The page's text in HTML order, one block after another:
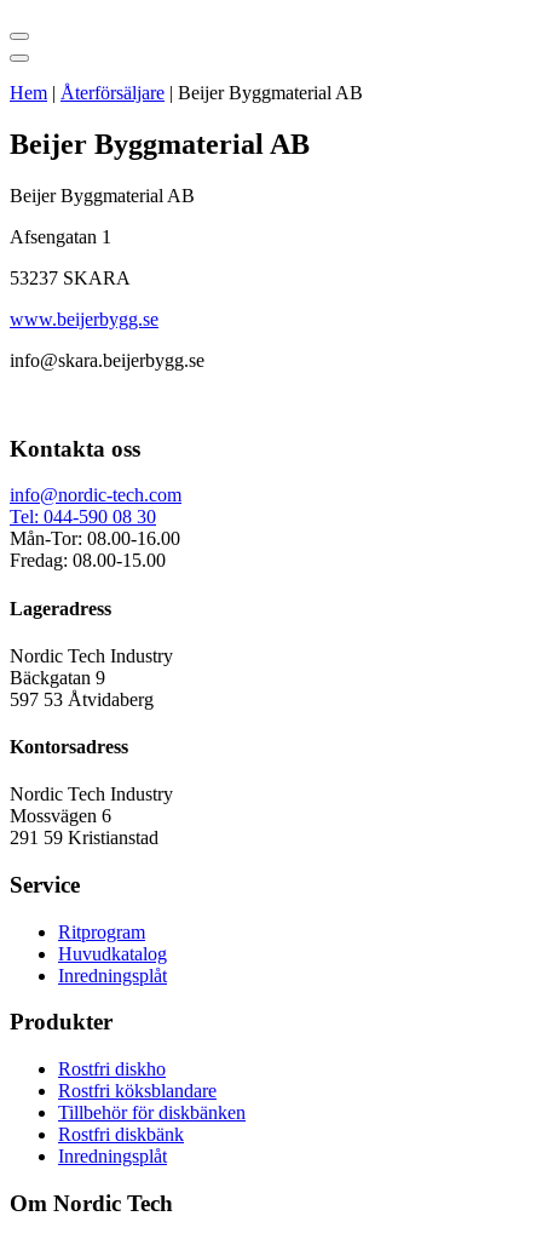
Hem | Återförsäljare | Beijer Byggmaterial AB
Beijer Byggmaterial AB
Beijer Byggmaterial AB
Afsengatan 1
53237 SKARA
www.beijerbygg.se
info@skara.beijerbygg.se
Kontakta oss
info@nordic-tech.com
Tel: 044-590 08 30
Mån-Tor: 08.00-16.00
Fredag: 08.00-15.00
Lageradress
Nordic Tech Industry
Bäckgatan 9
597 53 Åtvidaberg
Kontorsadress
Nordic Tech Industry
Mossvägen 6
291 59 Kristianstad
Service
Ritprogram
Huvudkatalog
Inredningsplåt
Produkter
Rostfri diskho
Rostfri köksblandare
Tillbehör för diskbänken
Rostfri diskbänk
Inredningsplåt
Om Nordic Tech